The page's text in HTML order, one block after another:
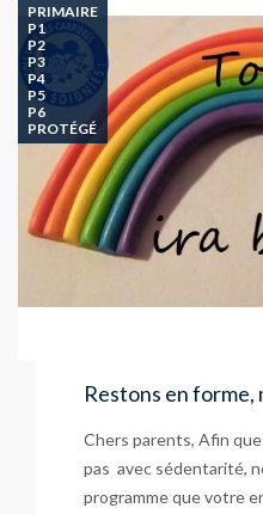
PRIMAIRE
P1
P2
P3
P4
P5
P6
PROTÉGÉ
Restons en forme,
Chers parents, Afin
pas avec sédentarité,
programme que votre